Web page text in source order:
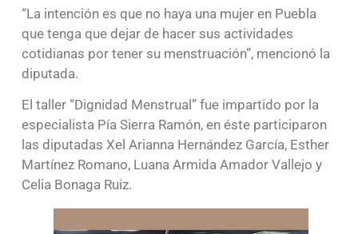
“La intención es que no haya una mujer en Puebla
que tenga que dejar de hacer sus actividades
cotidianas por tener su menstruación”, mencionó la
diputada.
El taller “Dignidad Menstrual” fue impartido por la
especialista Pía Sierra Ramón, en éste participaron
las diputadas Xel Arianna Hernández García, Esther
Martínez Romano, Luana Armida Amador Vallejo y
Celia Bonaga Ruiz.